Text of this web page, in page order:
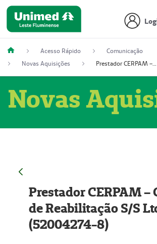
Acesso Rápido
Comunicação
Novas Aquisições
Prestador CERPAM – Centro de Reabilitação S/S Ltda-ME (52004274-8)
Novas
Prestador CERPAM –
de Reabilitação S/S
(52004274-8)